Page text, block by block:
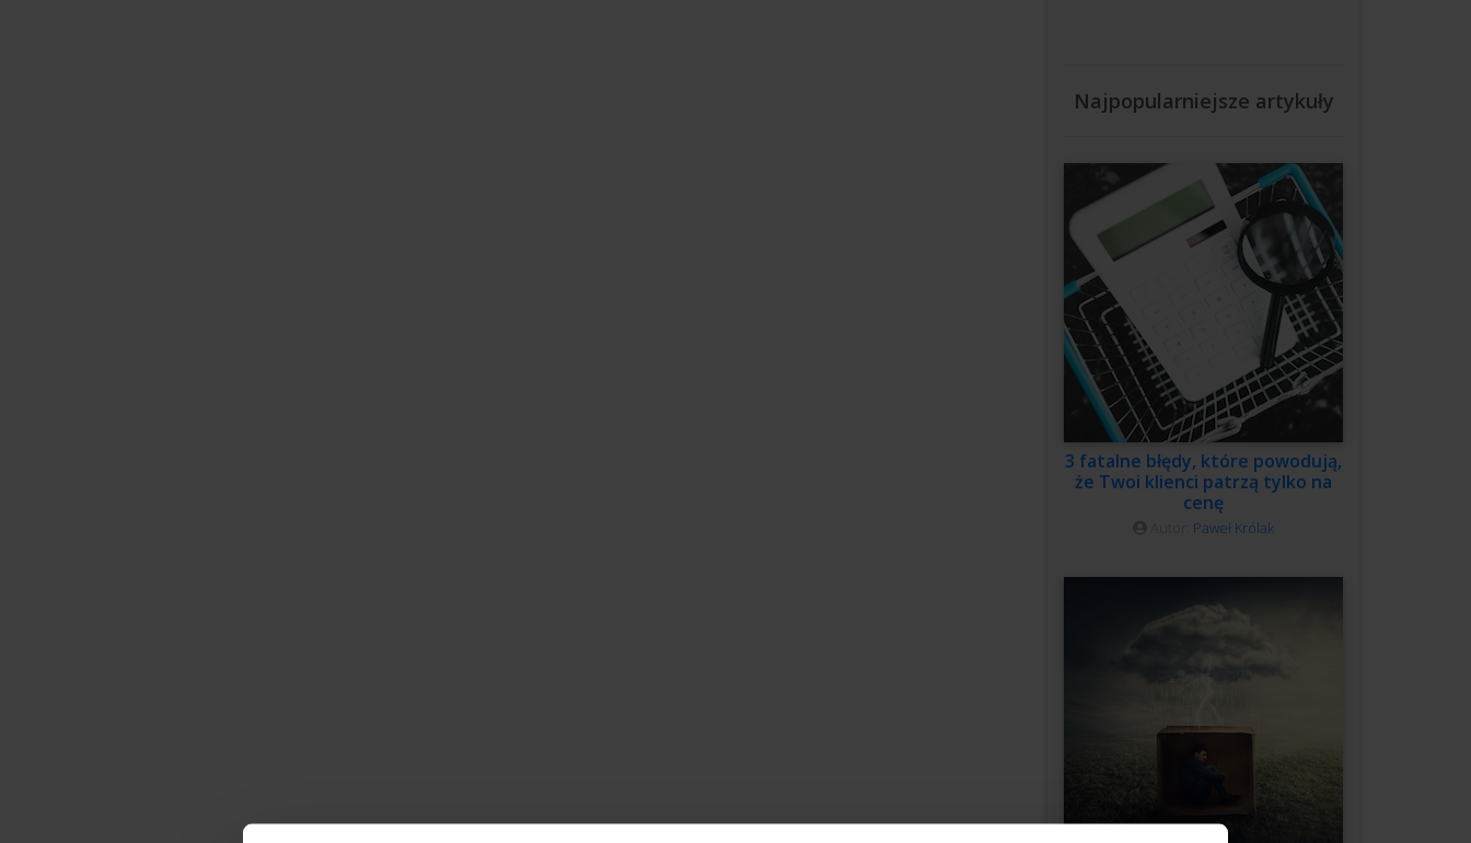
Najpopularniejsze artykuły
3 fatalne błędy, które powodują,
że Twoi klienci patrzą tylko na
cenę
Paweł Królak